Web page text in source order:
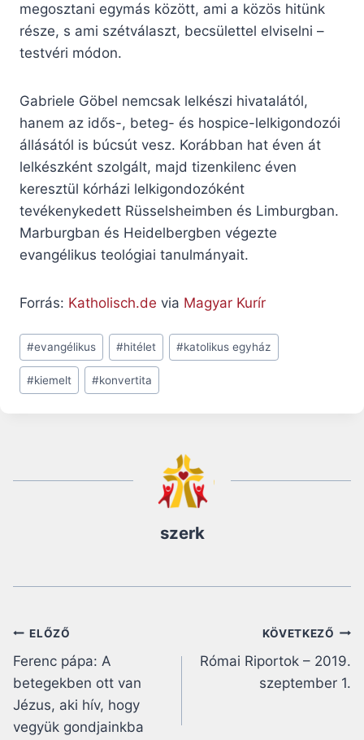
megosztani egymás között, ami a közös hitünk
része, s ami szétválaszt, becsülettel elviselni –
testvéri módon.
Gabriele Göbel nemcsak lelkészi hivatalától,
hanem az idős-, beteg- és hospice-lelkigondozói
állásától is búcsút vesz. Korábban hat éven át
lelkészként szolgált, majd tizenkilenc éven
keresztül kórházi lelkigondozóként
tevékenykedett Rüsselsheimben és Limburgban.
Marburgban és Heidelbergben végezte
evangélikus teológiai tanulmányait.
Forrás: Katholisch.de via Magyar Kurír
Post
Tags:
#evangélikus #hitélet #katolikus egyház
#kiemelt #konvertita
szerk
Bejegyzés
navigáció
ELŐZŐ
Ferenc pápa: A
betegekben ott van
Jézus, aki hív, hogy
vegyük gondjainkba
KÖVETKEZŐ
Római Riportok – 2019.
szeptember 1.